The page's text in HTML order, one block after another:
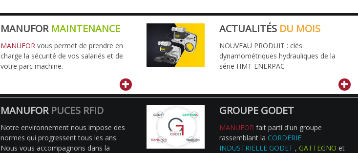
MANUFOR MAINTENANCE
MANUFOR vous permet de prendre en
charge la sécurité de vos salariés et de
votre parc machine.
ACTUALITÉS DU MOIS
NOUVEAU PRODUIT : clés
dynamométriques hydrauliques de la
série HMT ENERPAC
MANUFOR PUCES RFID
Notre environnement nous impose des
normes qui progressent tous les ans.
Nous vous accompagnons dans la
GROUPE GODET
MANUFOR fait parti d'un groupe
rassemblant la CORDERIE
INDUSTRIELLE GODET , GATTEGNO et